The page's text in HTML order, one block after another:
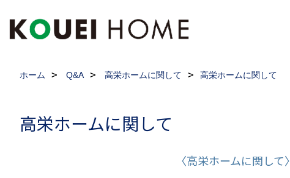
ホーム Q&A 高栄ホームに関して 高栄ホームに関して
高栄ホームに関して
〈高栄ホームに関して〉